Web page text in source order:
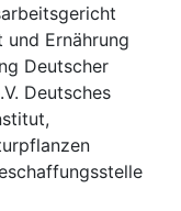
Ernährung
Deutscher
Deutsches